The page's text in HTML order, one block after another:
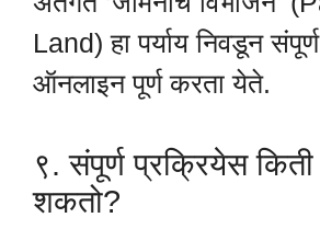
Land) हा पर्याय निवडून
ऑनलाइन पूर्ण करता येते.
९. संपूर्ण प्रक्रियेस
शकतो?